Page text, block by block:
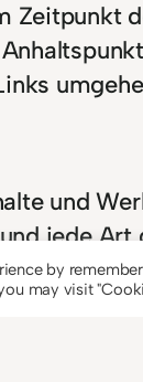
Zeitpunkt
und
jede
bzw.
die
by
may visit